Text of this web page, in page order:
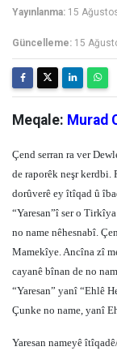
Yayınlanma: 15
Güncelleme: 15
Meqale: Murad
Çend serran ra ver
de raporêk neşr kerdbi.
dorûverê ey îtîqad û
“Yaresan”î ser o
no name nêhesnabî.
Mamekîye. Ancîna zî
cayanê bînan de no
“Yaresan” yanî “Ehlê
Çunke no name, yanî
Yaresan nameyê